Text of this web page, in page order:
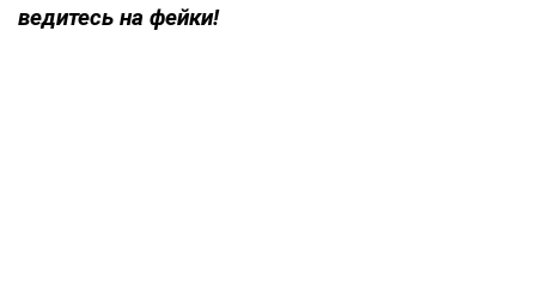
ведитесь на фейки!